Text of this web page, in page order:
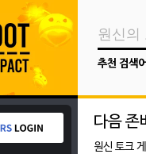
추천 검색어
다음 존
원신 토크